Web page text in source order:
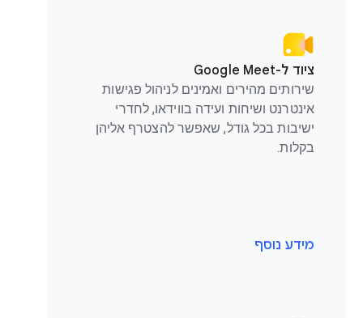
ציוד ל-Google Meet
שירותים מהירים ואמינים לניהול פגישות
אינטרנט ושיחות ועידה בווידאו, לחדרי
ישיבות בכל גודל, שאפשר להצטרף אליהן
בקלות.
מידע נוסף